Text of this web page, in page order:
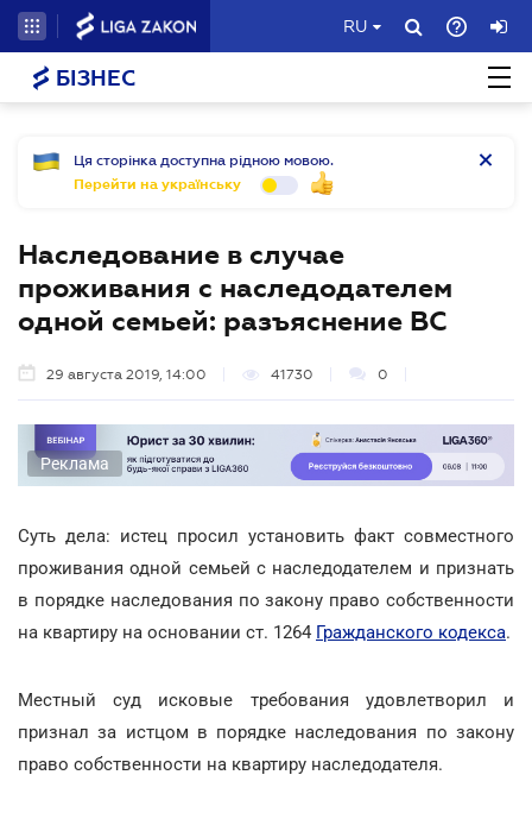
RU
БІЗНЕС
Ця сторінка доступна рідною мовою.
Перейти на українську
Наследование в случае
проживания с наследодателем
одной семьей: разъяснение ВС
29 августа 2019, 14:00 41730 0
Реклама
Суть дела: истец просил установить факт совместного
проживания одной семьей с наследодателем и признать
в порядке наследования по закону право собственности
на квартиру на основании ст. 1264 Гражданского кодекса.
Местный суд исковые требования удовлетворил и
признал за истцом в порядке наследования по закону
право собственности на квартиру наследодателя.